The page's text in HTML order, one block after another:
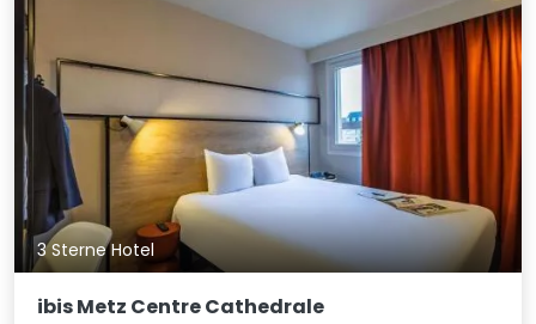
3 Sterne Hotel
ibis Metz Centre Cathedrale